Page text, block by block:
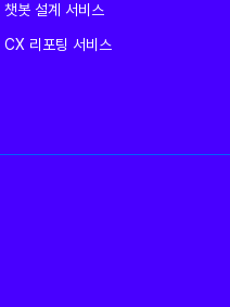
챗봇 설계 서비스
CX 리포팅 서비스